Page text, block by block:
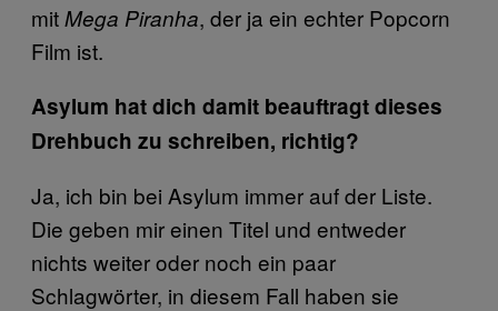
mitMega Piranha, der ja ein echter Popcorn
Film ist.
Asylum hat dich damit beauftragt dieses
Drehbuch zu schreiben, richtig?
Ja, ich bin bei Asylum immer auf der Liste.
Die geben mir einen Titel und entweder
nichts weiter oder noch ein paar
Schlagwörter, in diesem Fall haben sie